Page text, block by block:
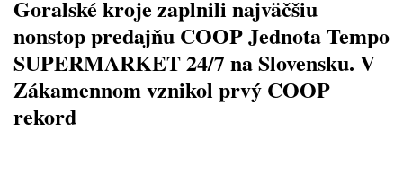
Goralské kroje zaplnili najväčšiu
nonstop predajňu COOP Jednota Tempo
SUPERMARKET 24/7 na Slovensku. V
Zákamennom vznikol prvý COOP
rekord